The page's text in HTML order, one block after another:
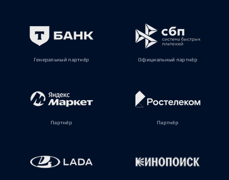
Генеральный партнёр Официальный партнёр
Партнёр Партнёр